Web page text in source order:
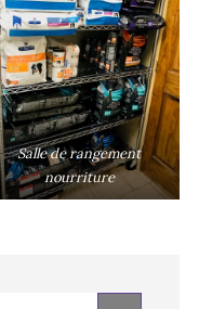
Salle de rangement
nourriture